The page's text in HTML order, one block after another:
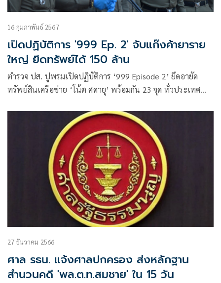
16 กุมภาพันธ์ 2567
เปิดปฏิบัติการ '999 Ep. 2' จับแก๊งค้ายาราย
ใหญ่ ยึดทรัพย์ได้ 150 ล้าน
ตำรวจ ปส. ปูพรมเปิดปฏิบัติการ ‘999 Episode 2’ ยึดอายัด
ทรัพย์สินเครือข่าย ‘โน้ต ศดายุ’ พร้อมกัน 23 จุด ทั่วประเทศ
27 ธันวาคม 2566
ศาล รธน. แจ้งศาลปกครอง ส่งหลักฐาน
สำนวนคดี 'พล.ต.ท.สมชาย' ใน 15 วัน